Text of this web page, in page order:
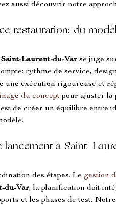
aussi découvrir notre
restauration: du
Saint-Laurent-du-Var se juge
rythme de service,
une exécution rigoureuse et
du concept pour ajuster la
est de créer un équilibre entre
lancement à Saint-
des étapes. Le gestion
du-Var, la planification doit
et les phases de test.